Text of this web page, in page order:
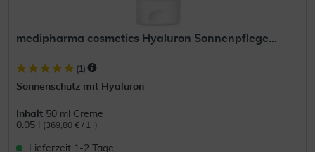
medipharma cosmetics Hyaluron Sonnenpflege...
(1 )
Sonnenschutz mit Hyaluron
Inhalt 50 ml Creme
0.05 l
(369,80 € / 1 l)
Lieferzeit 1-2 Tage